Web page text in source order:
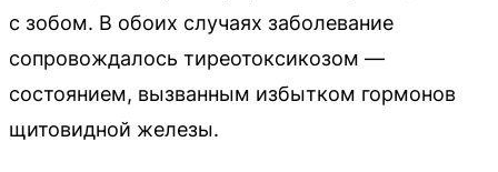
с зобом. В обоих случаях заболевание
сопровождалось тиреотоксикозом —
состоянием, вызванным избытком гормонов
щитовидной железы.